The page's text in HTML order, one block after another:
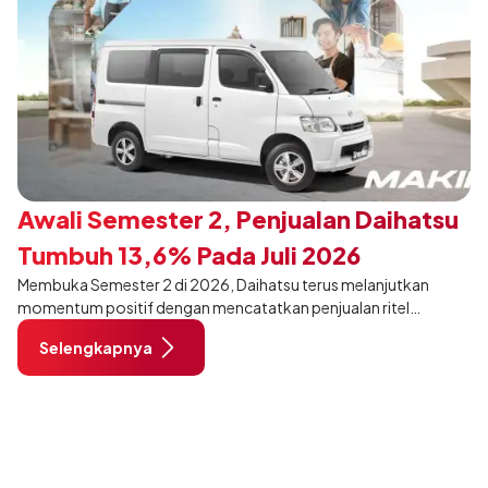
Awali Semester 2, Penjualan Daihatsu
Tumbuh 13,6% Pada Juli 2026
Membuka Semester 2 di 2026, Daihatsu terus melanjutkan
momentum positif dengan mencatatkan penjualan ritel
sebanyak 12.750 unit pada Juli 2026. Capaian tersebut tumbuh
13,6% dibandingkan periode yang sama tahun lalu sebanyak
11.220 unit, dan tetap stabil dibandingkan bulan Juni 2026 lalu.
Selengkapnya